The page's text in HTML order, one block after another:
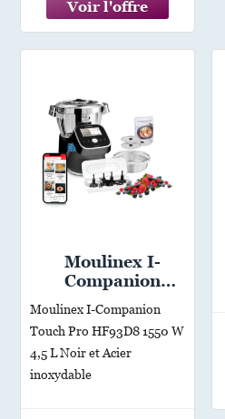
Moulinex I-
Companion
Touch Pro
HF93D8 1550 W
4,5 L Noir et
Acier inoxydable
Moulinex I-Companion
Touch Pro HF93D8 1550 W
4,5 L Noir et Acier
inoxydable